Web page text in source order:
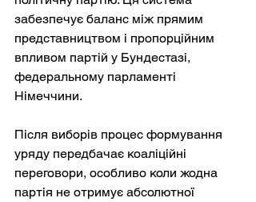
забезпечує баланс між прямим
представництвом і пропорційним
впливом партій у Бундестазі,
федеральному парламенті
Німеччини.
Після виборів процес формування
уряду передбачає коаліційні
переговори, особливо коли жодна
партія не отримує абсолютної